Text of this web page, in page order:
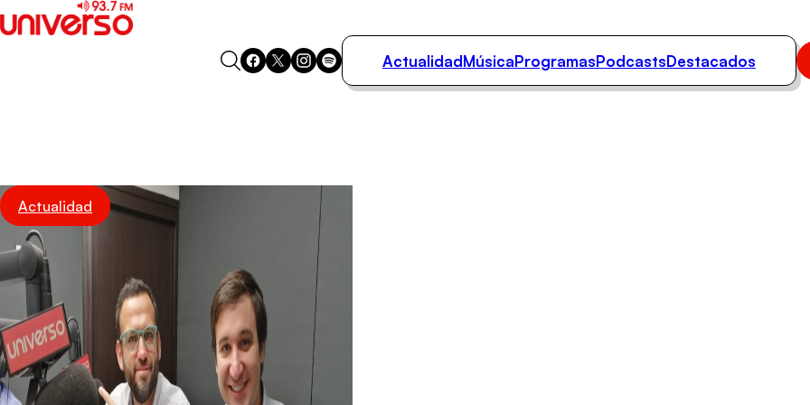
Podcasts
ActualidadMúsicaProgramasPodcastsDestacados
Actualidad